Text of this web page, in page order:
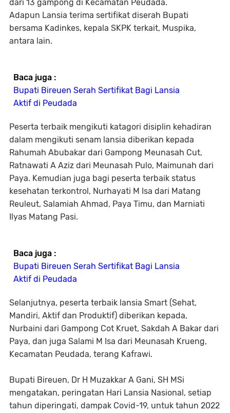
dari 13 gampong di Kecamatan Peudada.
Adapun Lansia terima sertifikat diserah Bupati
bersama Kadinkes, kepala SKPK terkait, Muspika,
antara lain.
Baca juga :
Bupati Bireuen Serah Sertifikat Bagi Lansia
Aktif di Peudada
Peserta terbaik mengikuti katagori disiplin kehadiran
dalam mengikuti senam lansia diberikan kepada
Rahumah Abubakar dari Gampong Meunasah Cut,
Ratnawati A Aziz dari Meunasah Pulo, Maimunah dari
Paya. Kemudian juga bagi peserta terbaik status
kesehatan terkontrol, Nurhayati M Isa dari Matang
Reuleut, Salamiah Ahmad, Paya Timu, dan Marniati
Ilyas Matang Pasi.
Baca juga :
Bupati Bireuen Serah Sertifikat Bagi Lansia
Aktif di Peudada
Selanjutnya, peserta terbaik lansia Smart (Sehat,
Mandiri, Aktif dan Produktif) diberikan kepada,
Nurbaini dari Gampong Cot Kruet, Sakdah A Bakar dari
Paya, dan juga Salami M Isa dari Meunasah Krueng,
Kecamatan Peudada, terang Kafrawi.
Bupati Bireuen, Dr H Muzakkar A Gani, SH MSi
mengatakan, peringatan Hari Lansia Nasional, setiap
tahun diperingati, dampak Covid-19, untuk tahun 2022